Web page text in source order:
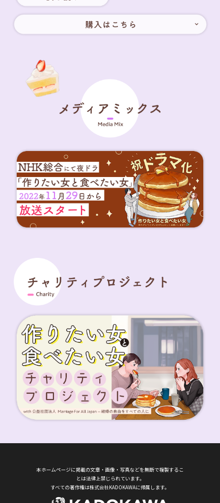
本ホームページに掲載の文章・画像・写真などを無断で複製するこ
とは法律上禁じられています。
すべての著作権は株式会社KADOKAWAに帰属します。